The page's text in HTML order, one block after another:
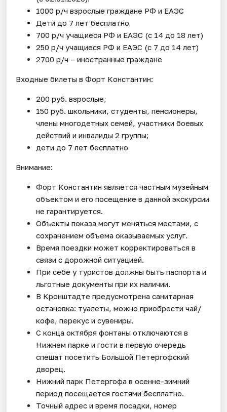
1000 р/ч взрослые граждане РФ и ЕАЭС
Дети до 7 лет бесплатно
700 р/ч учащиеся РФ и ЕАЭС (с 14 до 18 лет)
250 р/ч учащиеся РФ и ЕАЭС (с 7 до 14 лет)
2700 р/ч – иностранные граждане
Входные билеты в Форт Константин:
200 руб. взрослые;
150 руб. школьники, студенты, пенсионеры,
члены многодетных семей, участники боевых
действий и инвалиды 2 группы;
дети до 7 лет бесплатно
Внимание:
Форт Константин является частным музейным
объектом и его посещение в данной экскурсии
не гарантируется.
Объекты показа могут меняться местами, с
сохранением объема оказываемых услуг.
Время поездки может корректироваться в
связи с дорожной ситуацией.
При себе у туристов должны быть паспорта и
льготные документы при их наличии.
В Кронштадте предусмотрена санитарная
остановка: туалеты, можно приобрести чай/
кофе, перекус и сувениры.
С конца октября фонтаны отключаются в
Нижнем парке и гости в первую очередь
спешат посетить Большой Петергофский
дворец.
Нижний парк Петергофа в осенне-зимний
период посещается гостями бесплатно.
Точный адрес и время посадки, номер